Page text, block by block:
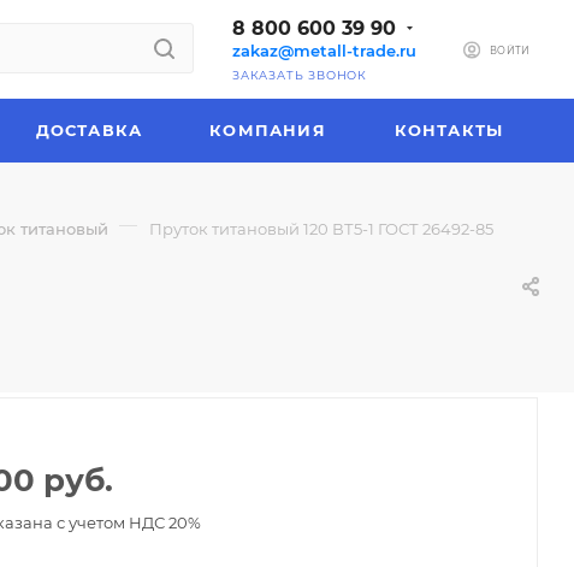
8 800 600 39 90
zakaz@metall-trade.ru
ЗАКАЗАТЬ ЗВОНОК
ВОЙТИ
ДОСТАВКА КОМПАНИЯ КОНТАКТЫ
титановый — Пруток титановый 120 ВТ5-1 ГОСТ 26492-85
руб.
с учетом НДС 20%